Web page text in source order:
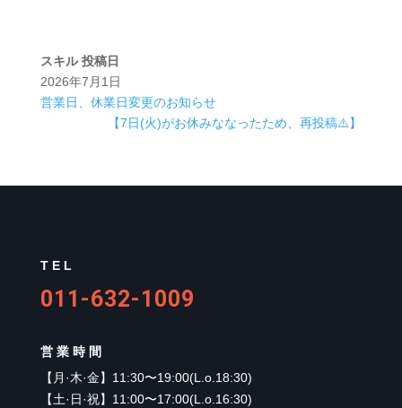
スキル 投稿日
2026年7月1日
営業日、休業日変更のお知らせ
【7日(火)がお休みななったため、再投稿⚠️】
TEL
011-632-1009
営業時間
【 月·木·金】 11:30〜19:00(L.o.18:30)
【土·日·祝】 11:00〜17:00(L.o.16:30)